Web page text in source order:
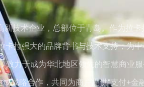
技术企业，总部位于青岛。作为拉
拉强大的品牌背书与技术支持，为
力于成为华北地区领先的智慧商业
战略合作，共同为商户提供“支付+金